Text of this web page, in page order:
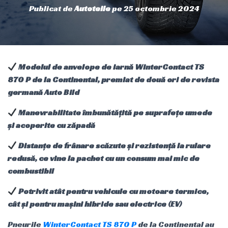
Publicat deAutoteilepe25 octombrie 2024
Modelul de anvelope de iarnă WinterContact TS
870 P de la Continental, premiat de două ori de revista
germană Auto Bild
Manevrabilitate îmbunătățită pe suprafețe umede
și acoperite cu zăpadă
Distanțe de frânare scăzute și rezistență la rulare
redusă, ce vine la pachet cu un consum mai mic de
combustibil
Potrivit atât pentru vehicule cu motoare termice,
cât și pentru mașini hibride sau electrice (EV)
Pneurile WinterContact TS 870 Pde la Continental au